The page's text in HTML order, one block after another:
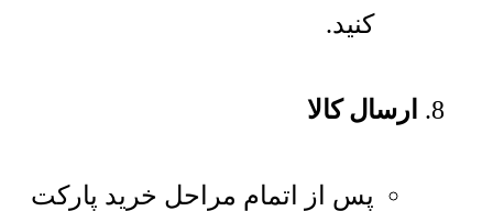
کنید.
ارسال کالا
پس از اتمام مراحل خرید پارکت